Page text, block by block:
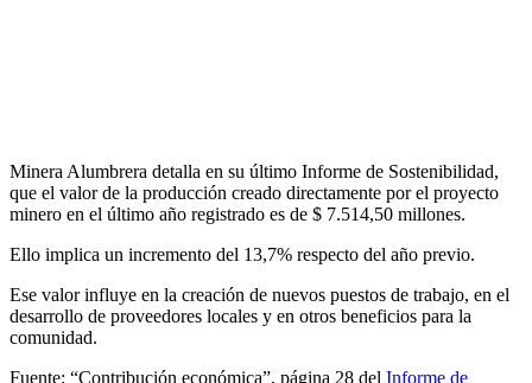
Minera Alumbrera detalla en su último Informe de Sostenibilidad,
que el valor de la producción creado directamente por el proyecto
minero en el último año registrado es de $ 7.514,50 millones.
Ello implica un incremento del 13,7% respecto del año previo.
Ese valor influye en la creación de nuevos puestos de trabajo, en el
desarrollo de proveedores locales y en otros beneficios para la
comunidad.
Fuente: “Contribución económica”, página 28 del Informe de